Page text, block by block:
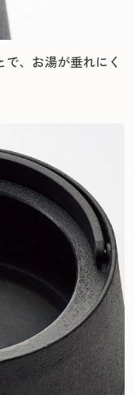
、お湯が垂れにく